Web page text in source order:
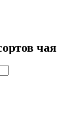
чая